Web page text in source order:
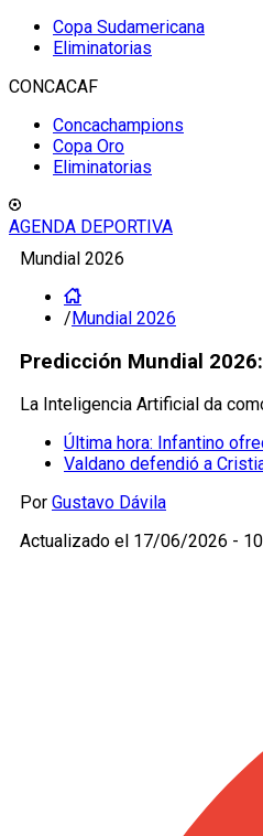
Copa Sudamericana
Eliminatorias
CONCACAF
Concachampions
Copa Oro
Eliminatorias
AGENDA DEPORTIVA
Mundial 2026
/Mundial 2026
Predicción Mundial
La Inteligencia Artificial da
Última hora: Infantino
Valdano defendió a
Por Gustavo Dávila
Actualizado el 17/06/2026 -